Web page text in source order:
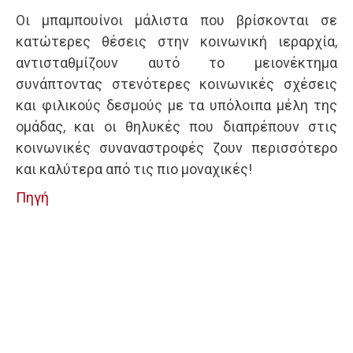
Οι μπαμπουίνοι μάλιστα που βρίσκονται σε
κατώτερες θέσεις στην κοινωνική ιεραρχία,
αντισταθμίζουν αυτό το μειονέκτημα
συνάπτοντας στενότερες κοινωνικές σχέσεις
και φιλικούς δεσμούς με τα υπόλοιπα μέλη της
ομάδας, και οι θηλυκές που διαπρέπουν στις
κοινωνικές συναναστροφές ζουν περισσότερο
και καλύτερα από τις πιο μοναχικές!
Πηγή